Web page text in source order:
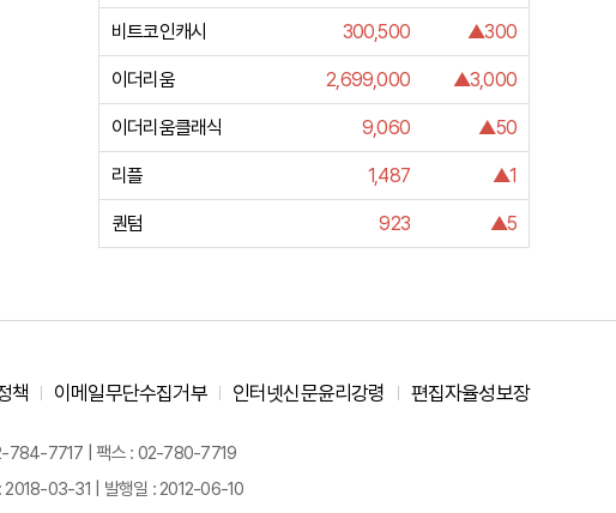
비트코인캐시 300,500 ▲300
이더리움 2,699,000 ▲3,000
이더리움클래식 9,060 ▲50
리플 1,487 ▲1
퀀텀 923 ▲5
책 이메일무단수집거부 인터넷신문윤리강령 편집자율성보장
784-7717 | 팩스 : 02-780-7719
2018-03-31 | 발행일 : 2012-06-10